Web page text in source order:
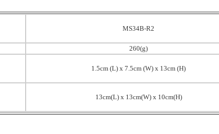
MS34B-R2
260(g)
1.5cm (L) x 7.5cm (W) x 13cm (H)
13cm(L) x 13cm(W) x 10cm(H)